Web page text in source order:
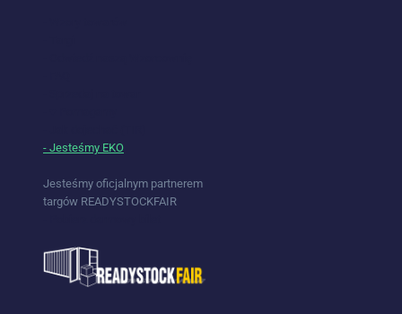
- Jesteśmy EKO
Jesteśmy oficjalnym partnerem
targów READYSTOCKFAIR